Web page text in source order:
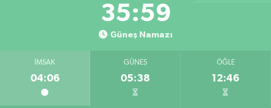
35:58
Güneş Namazı
İMSAK
04:06
GÜNEŞ
05:38
ÖĞLE
12:46